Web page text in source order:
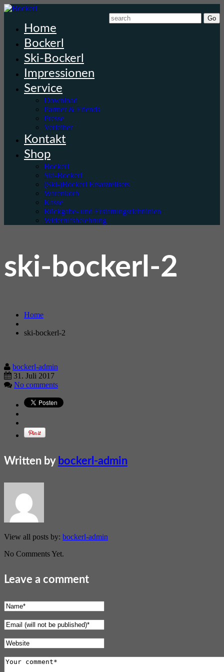
Home
Bockerl
Ski-Bockerl
Impressionen
Service
Download
Partner & Friends
Presse
Verleiher
Kontakt
Shop
Bockerl
Ski-Bockerl
(Ski-)Bockerl Ersatzteilsets
Warenkorb
Kasse
Rückgabe- und Erstattungsrichtlinien
Widerrufsbelehrung
ski-bockerl-2
Home
ski-bockerl-2
bockerl-admin
31. Juli 2017
No comments
Written by bockerl-admin
View all posts by: bockerl-admin
No Comments Yet.
Leave a comment